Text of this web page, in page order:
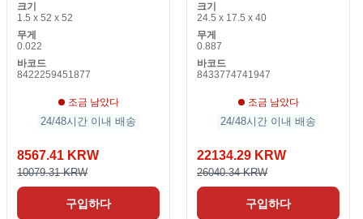
크기
1.5 x 52 x 52
무게
0.022
바코드
8422259451877
조금 남았다
24/48시간 이내 배송
8567.41 KRW
10079.31 KRW
구입하다
크기
24.5 x 17.5 x 40
무게
0.887
바코드
8433774741947
조금 남았다
24/48시간 이내 배송
22134.29 KRW
26040.34 KRW
구입하다